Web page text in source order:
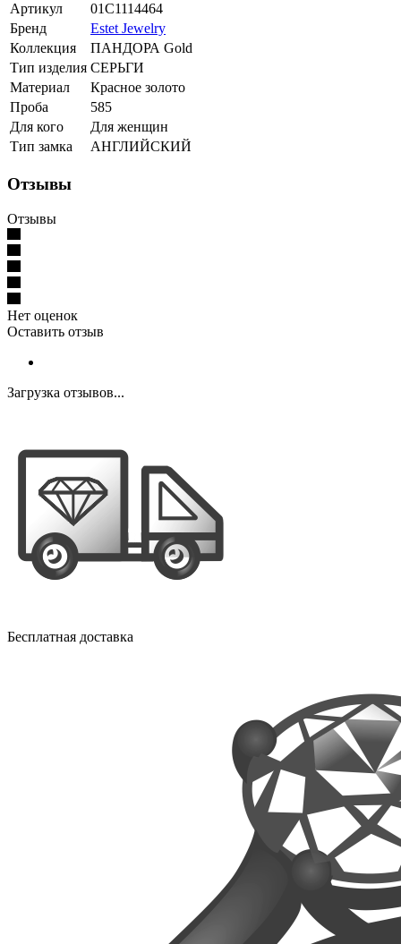
Артикул
01С1114464
Бренд
Estet Jewelry
Коллекция
ПАНДОРА Gold
Тип изделия СЕРЬГИ
Материал
Красное золото
Проба
585
Для кого
Для женщин
Тип замка
АНГЛИЙСКИЙ
Отзывы
Отзывы
Нет оценок
Оставить отзыв
Загрузка отзывов...
Бесплатная доставка